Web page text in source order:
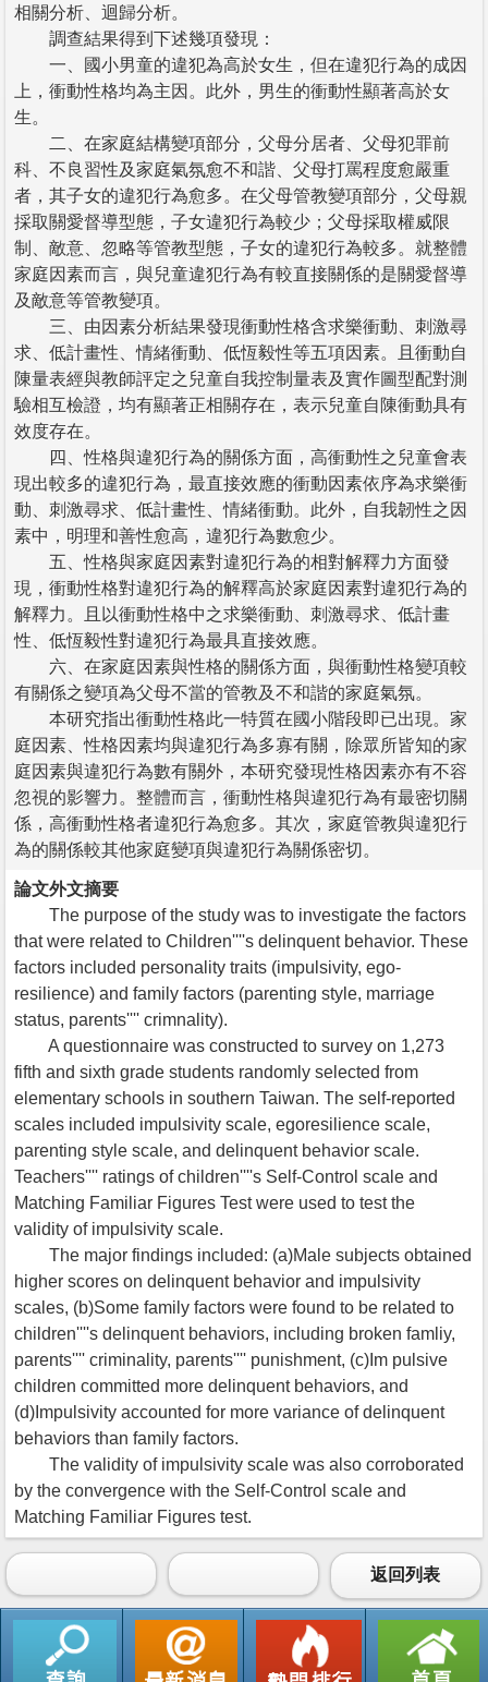
相關分析、迴歸分析。
調查結果得到下述幾項發現：
一、國小男童的違犯為高於女生，但在違犯行為的成因
上，衝動性格均為主因。此外，男生的衝動性顯著高於女
生。
二、在家庭結構變項部分，父母分居者、父母犯罪前
科、不良習性及家庭氣氛愈不和諧、父母打罵程度愈嚴重
者，其子女的違犯行為愈多。在父母管教變項部分，父母親
採取關愛督導型態，子女違犯行為較少；父母採取權威限
制、敵意、忽略等管教型態，子女的違犯行為較多。就整體
家庭因素而言，與兒童違犯行為有較直接關係的是關愛督導
及敵意等管教變項。
三、由因素分析結果發現衝動性格含求樂衝動、刺激尋
求、低計畫性、情緒衝動、低恆毅性等五項因素。且衝動自
陳量表經與教師評定之兒童自我控制量表及實作圖型配對測
驗相互檢證，均有顯著正相關存在，表示兒童自陳衝動具有
效度存在。
四、性格與違犯行為的關係方面，高衝動性之兒童會表
現出較多的違犯行為，最直接效應的衝動因素依序為求樂衝
動、刺激尋求、低計畫性、情緒衝動。此外，自我韌性之因
素中，明理和善性愈高，違犯行為數愈少。
五、性格與家庭因素對違犯行為的相對解釋力方面發
現，衝動性格對違犯行為的解釋高於家庭因素對違犯行為的
解釋力。且以衝動性格中之求樂衝動、刺激尋求、低計畫
性、低恆毅性對違犯行為最具直接效應。
六、在家庭因素與性格的關係方面，與衝動性格變項較
有關係之變項為父母不當的管教及不和諧的家庭氣氛。
本研究指出衝動性格此一特質在國小階段即已出現。家
庭因素、性格因素均與違犯行為多寡有關，除眾所皆知的家
庭因素與違犯行為數有關外，本研究發現性格因素亦有不容
忽視的影響力。整體而言，衝動性格與違犯行為有最密切關
係，高衝動性格者違犯行為愈多。其次，家庭管教與違犯行
為的關係較其他家庭變項與違犯行為關係密切。
論文外文摘要
The purpose of the study was to investigate the factors
that were related to Children''''s delinquent behavior. These
factors included personality traits (impulsivity, ego-
resilience) and family factors (parenting style, marriage
status, parents'''' crimnality).
A questionnaire was constructed to survey on 1,273
fifth and sixth grade students randomly selected from
elementary schools in southern Taiwan. The self-reported
scales included impulsivity scale, egoresilience scale,
parenting style scale, and delinquent behavior scale.
Teachers'''' ratings of children''''s Self-Control scale and
Matching Familiar Figures Test were used to test the
validity of impulsivity scale.
The major findings included: (a)Male subjects obtained
higher scores on delinquent behavior and impulsivity
scales, (b)Some family factors were found to be related to
children''''s delinquent behaviors, including broken famliy,
parents'''' criminality, parents'''' punishment, (c)Im pulsive
children committed more delinquent behaviors, and
(d)Impulsivity accounted for more variance of delinquent
behaviors than family factors.
The validity of impulsivity scale was also corroborated
by the convergence with the Self-Control scale and
Matching Familiar Figures test.
返回列表